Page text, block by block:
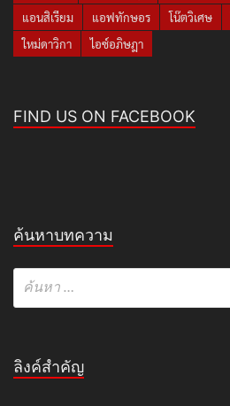
แอนสิเรียม
แอฟทักษอร โน๊ตวิเศษ
ใหม่ดาวิกา
ไอซ์อภิษฎา
FIND US ON FACEBOOK
ค้นหาบทความ
ลิงค์สำคัญ